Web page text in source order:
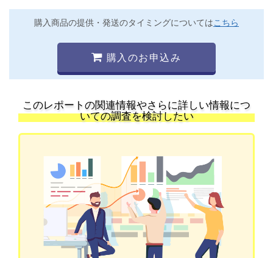
購入商品の提供・発送のタイミングについてはこちら
購入のお申込み
このレポートの関連情報やさらに詳しい情報につ
いての調査を検討したい